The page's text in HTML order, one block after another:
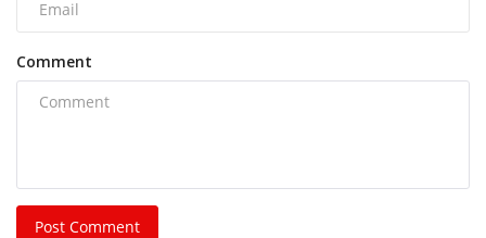
Comment
Post Comment